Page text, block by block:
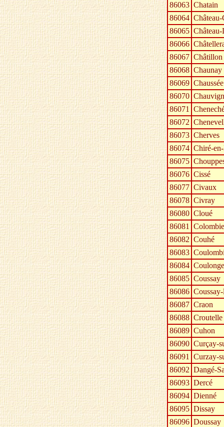
86063 Chatain
86064
86065
86066
86067 Châtillon
86068 Chaunay
86069
86070
86071
86072
86073 Cherves
86074 Chiré-
86075
86076 Cissé
86077 Civaux
86078 Civray
86080 Cloué
86081
86082 Couhé
86083
86084
86085 Coussay
86086
86087 Craon
86088 Croutelle
86089 Cuhon
86090 Curçay-
86091 Curzay-
86092 Dangé-
86093 Dercé
86094 Dienné
86095 Dissay
86096 Doussay